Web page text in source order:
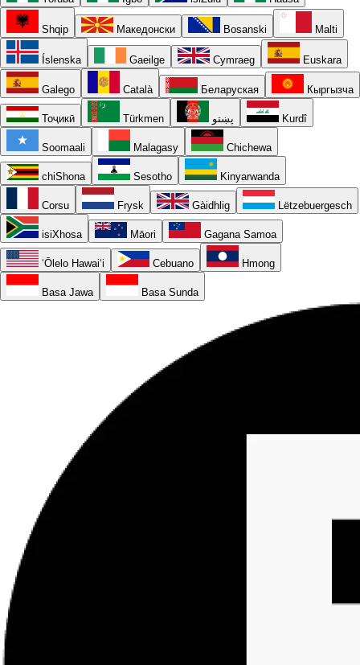
Shqip Македонски Bosanski Malti
Íslenska Gaeilge Cymraeg Euskara
Galego Català Беларуская Кыргызча
Тоҷикӣ Türkmen پښتو Kurdî
Soomaali Malagasy Chichewa
chiShona Sesotho Kinyarwanda
Corsu Frysk Gàidhlig Lëtzebuergesch
isiXhosa Māori Gagana Samoa
ʻŌlelo Hawaiʻi Cebuano Hmong
Basa Jawa Basa Sunda